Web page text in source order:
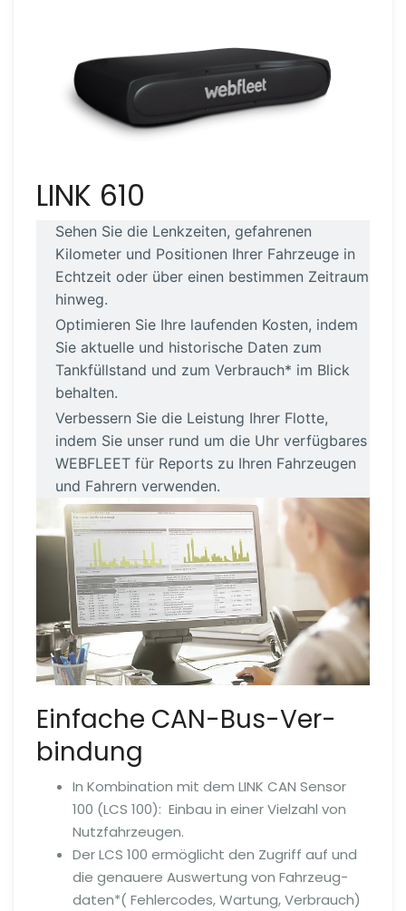
LINK 610
Sehen Sie die Lenkzeiten, gefahrenen
Kilometer und Positionen Ihrer Fahrzeuge in
Echtzeit oder über einen bestimmen Zeitraum
hinweg.
Optimieren Sie Ihre laufenden Kosten, indem
Sie aktuelle und historische Daten zum
Tankfüll­stand und zum Verbrauch* im Blick
behalten.
Verbessern Sie die Leistung Ihrer Flotte,
indem Sie unser rund um die Uhr verfügbares
WEBFLEET für Reports zu Ihren Fahrzeugen
und Fahrern verwenden.
Einfache CAN-Bus-Ver­
bindung
In Kombination mit dem LINK CAN Sensor
100 (LCS 100): Einbau in einer Vielzahl von
Nutzfahr­zeugen.
Der LCS 100 ermöglicht den Zugriff auf und
die genauere Auswertung von Fahrzeug­
daten*( Fehlercodes, Wartung, Verbrauch)